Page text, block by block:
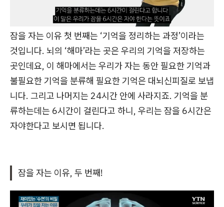
잠을 자는 이유 첫 번째는 ‘기억을 정리하는 과정’이라는
것입니다. 뇌의 ‘해마’라는 곳은 우리의 기억을 저장하는
곳인데요, 이 해마에서는 우리가 자는 동안 필요한 기억과
불필요한 기억을 분류해 필요한 기억은 대뇌신피질로 보냅
니다. 그리고 나머지는 24시간 안에 사라지죠. 기억을 분
류하는데는 6시간이 걸린다고 하니, 우리는 잠을 6시간은
자야한다고 보시면 됩니다.
잠을 자는 이유, 두 번째!